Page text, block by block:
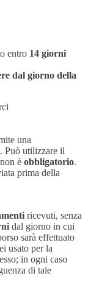
entro 14 giorni
dal giorno della
una
Può utilizzare il
è obbligatorio.
prima della
ricevuti, senza
dal giorno in cui
sarà effettuato
usato per la
in ogni caso
di tale